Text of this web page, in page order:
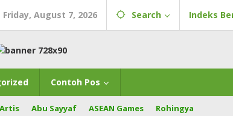
Friday, August 7, 2026 Search Indeks
Contoh Pos
Abu Sayyaf ASEAN Games Rohingya